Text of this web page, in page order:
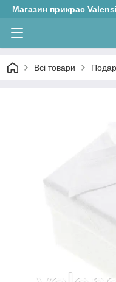
Магазин прикрас
Всі товари